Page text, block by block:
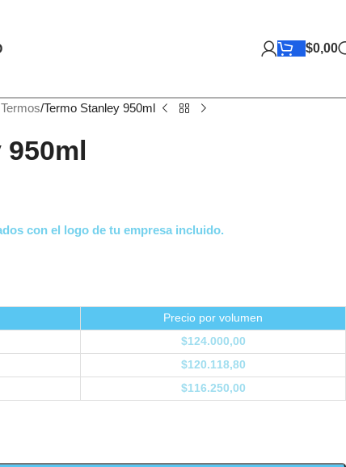
$0,00
Termo Stanley 950ml
950ml
con el logo de tu empresa incluido.
Precio por volumen
$124.000,00
$120.118,80
$116.250,00